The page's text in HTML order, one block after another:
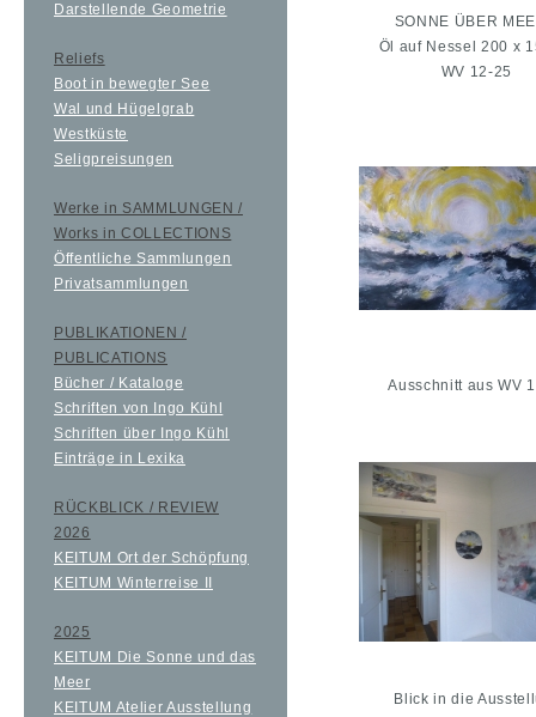
Darstellende Geometrie
Reliefs
Boot in bewegter See
Wal und Hügelgrab
Westküste
Seligpreisungen
Werke in SAMMLUNGEN /
Works in COLLECTIONS
Öffentliche Sammlungen
Privatsammlungen
PUBLIKATIONEN /
PUBLICATIONS
Bücher / Kataloge
Schriften von Ingo Kühl
Schriften über Ingo Kühl
Einträge in Lexika
RÜCKBLICK / REVIEW
2026
KEITUM Ort der Schöpfung
KEITUM Winterreise II
2025
KEITUM Die Sonne und das
Meer
KEITUM Atelier Ausstellung
SONNE ÜBER
Öl auf Nessel 200 x
WV 12-25
Ausschnitt aus WV
Blick in die